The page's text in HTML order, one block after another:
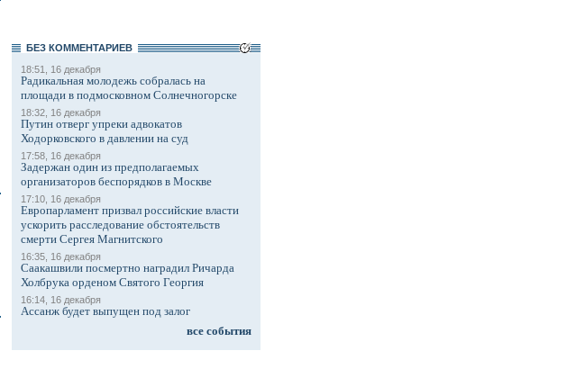
БЕЗ КОМMЕНТАРИЕВ
18:51, 16 декабря
Радикальная молодежь собралась на
площади в подмосковном Солнечногорске
18:32, 16 декабря
Путин отверг упреки адвокатов
Ходорковского в давлении на суд
17:58, 16 декабря
Задержан один из предполагаемых
организаторов беспорядков в Москве
17:10, 16 декабря
Европарламент призвал российские власти
ускорить расследование обстоятельств
смерти Сергея Магнитского
16:35, 16 декабря
Саакашвили посмертно наградил Ричарда
Холбрука орденом Святого Георгия
16:14, 16 декабря
Ассанж будет выпущен под залог
все события